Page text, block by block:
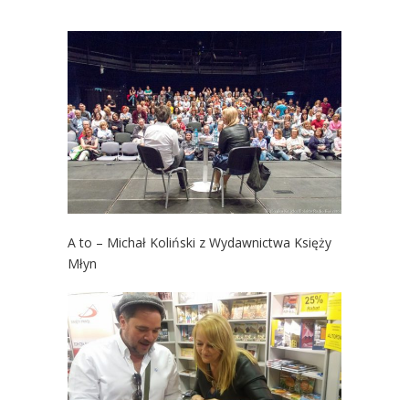
A to – Michał Koliński z Wydawnictwa Księży
Młyn